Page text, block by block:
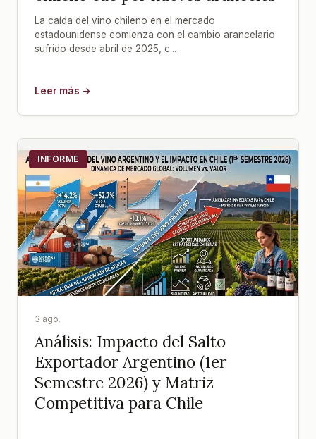
La caída del vino chileno en el mercado
estadounidense comienza con el cambio arancelario
sufrido desde abril de 2025, c...
Leer más →
INFORME
3 ago.
Análisis: Impacto del Salto
Exportador Argentino (1er
Semestre 2026) y Matriz
Competitiva para Chile